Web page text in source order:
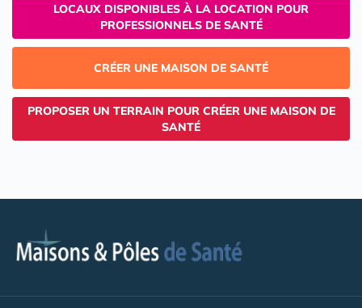
LOCAUX DISPONIBLES À LA LOCATION POUR
PROFESSIONNELS DE SANTÉ
CRÉER UNE MAISON DE SANTÉ
PROPOSER UN TERRAIN POUR CRÉER UNE MAISON DE
SANTÉ